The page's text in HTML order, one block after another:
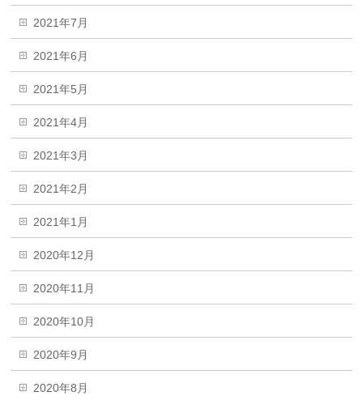
2021年7月
2021年6月
2021年5月
2021年4月
2021年3月
2021年2月
2021年1月
2020年12月
2020年11月
2020年10月
2020年9月
2020年8月